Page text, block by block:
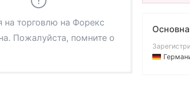
9
на торговлю на Форекс
Пожалуйста, помните о